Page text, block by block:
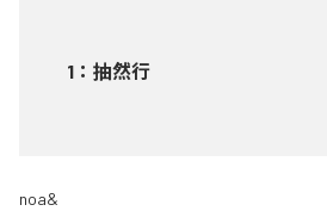
1 ： 抽然行
noa&